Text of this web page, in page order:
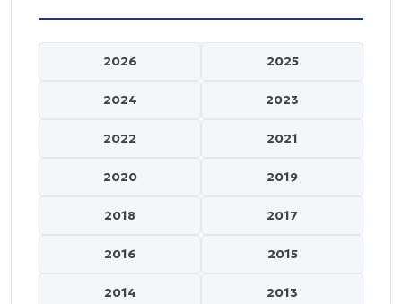
2026 2025
2024 2023
2022 2021
2020 2019
2018 2017
2016 2015
2014 2013